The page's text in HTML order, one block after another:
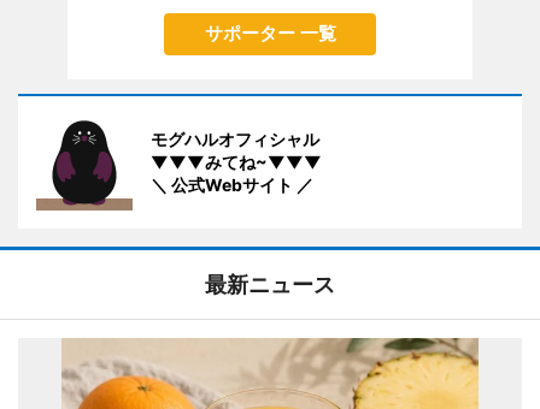
サポーター 一覧
モグハルオフィシャル
▼▼▼みてね~▼▼▼
＼ 公式Webサイト ／
最新ニュース